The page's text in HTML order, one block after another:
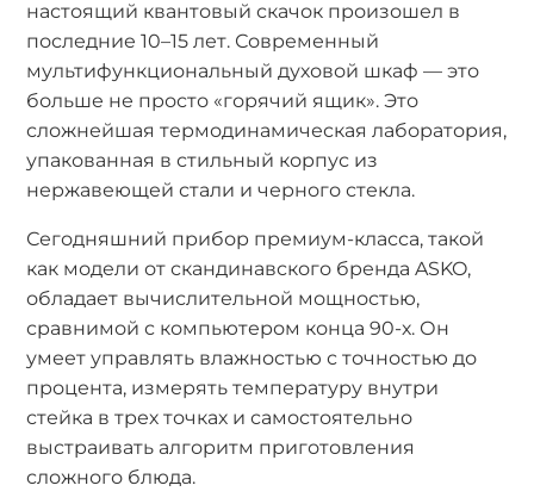
настоящий квантовый скачок произошел в
последние 10–15 лет. Современный
мультифункциональный духовой шкаф — это
больше не просто «горячий ящик». Это
сложнейшая термодинамическая лаборатория,
упакованная в стильный корпус из
нержавеющей стали и черного стекла.
Сегодняшний прибор премиум-класса, такой
как модели от скандинавского бренда ASKO,
обладает вычислительной мощностью,
сравнимой с компьютером конца 90-х. Он
умеет управлять влажностью с точностью до
процента, измерять температуру внутри
стейка в трех точках и самостоятельно
выстраивать алгоритм приготовления
сложного блюда.